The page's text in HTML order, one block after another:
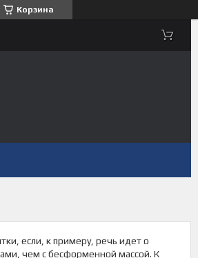
Корзина
если, к примеру, речь идет о
чем с бесформенной массой. К